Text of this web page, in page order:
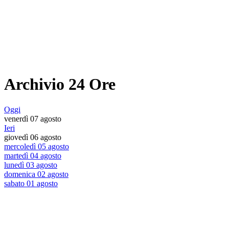
Archivio 24 Ore
Oggi
venerdì 07 agosto
Ieri
giovedì 06 agosto
mercoledì 05 agosto
martedì 04 agosto
lunedì 03 agosto
domenica 02 agosto
sabato 01 agosto